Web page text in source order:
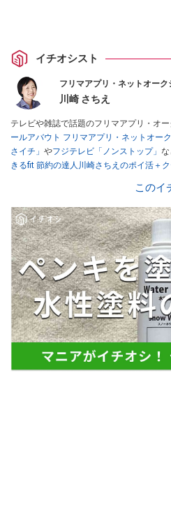
イチオシスト
フリマアプリ・ネットオー
川崎 さちえ
テレビや雑誌で話題のフリマアプリ・オー
ールアバウト フリマアプリ・ネットオー
さイチ」 やフジテレビ「ノンストップ」 な
きるfit 節約の達人川崎さちえのポイ活＋
スマホ1つでスキマ時間に効率的に稼ぐ！
数。ブログは「川崎さちえのごちゃまぜ
■経歴：2003年、夫が子育てをするため
からの給料が０円になり、家にいながら
オークションに目をつける。しかし、取
は落札者として参加。その後、出品者側
しまくる。出品する物がほぼなくなって
トオークションを生活の一部に取り入れ
ンやフリマアプリは生活のインフラにな
消費税増税の社会においては、ネットオ
家計の救世主になりえると考え、業者と
このイ